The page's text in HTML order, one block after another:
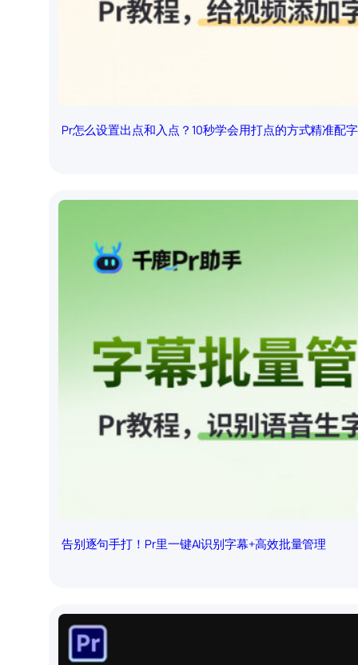
Pr怎么设置出点和入点？10秒学会用打点的方式精准配
告别逐句手打！Pr里一键AI识别字幕+高效批量管理